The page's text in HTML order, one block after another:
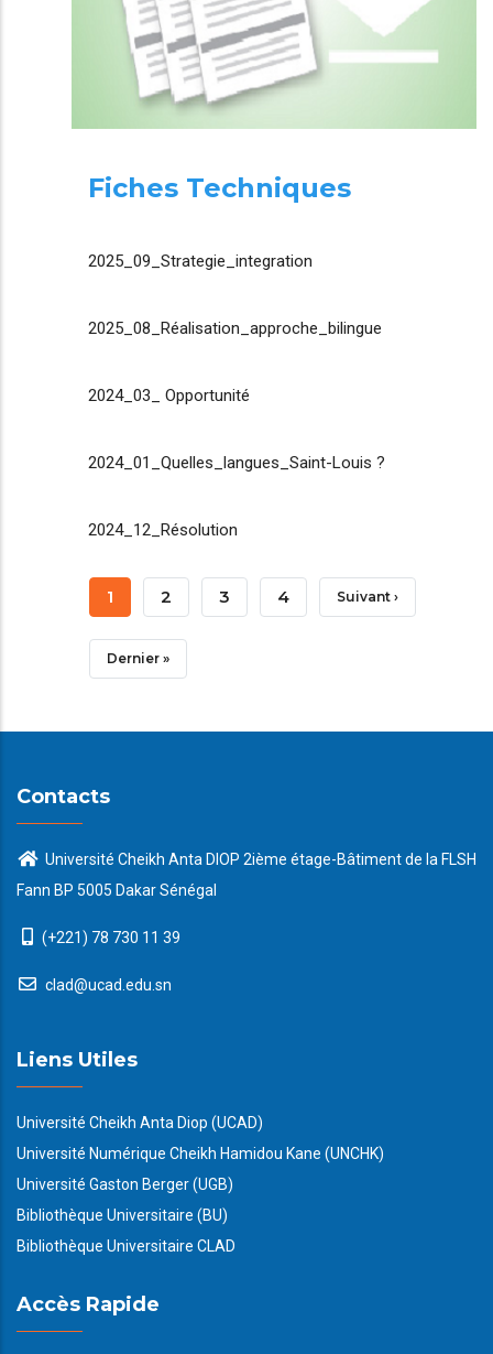
Fiches Techniques
2025_09_Strategie_integration
2025_08_Réalisation_approche_bilingue
2024_03_ Opportunité
2024_01_Quelles_langues_Saint-Louis ?
2024_12_Résolution
Pagination
Page
Courante
1 Page
2 Page
3 Page
4 Page
Suivant ›
Dernière
Dernier »
Contacts
Université Cheikh Anta DIOP 2ième étage-Bâtiment de la FLSH
Fann BP 5005 Dakar Sénégal
(+221) 78 730 11 39
clad@ucad.edu.sn
Liens Utiles
Université Cheikh Anta Diop (UCAD)
Université Numérique Cheikh Hamidou Kane (UNCHK)
Université Gaston Berger (UGB)
Bibliothèque Universitaire (BU)
Bibliothèque Universitaire CLAD
Accès Rapide